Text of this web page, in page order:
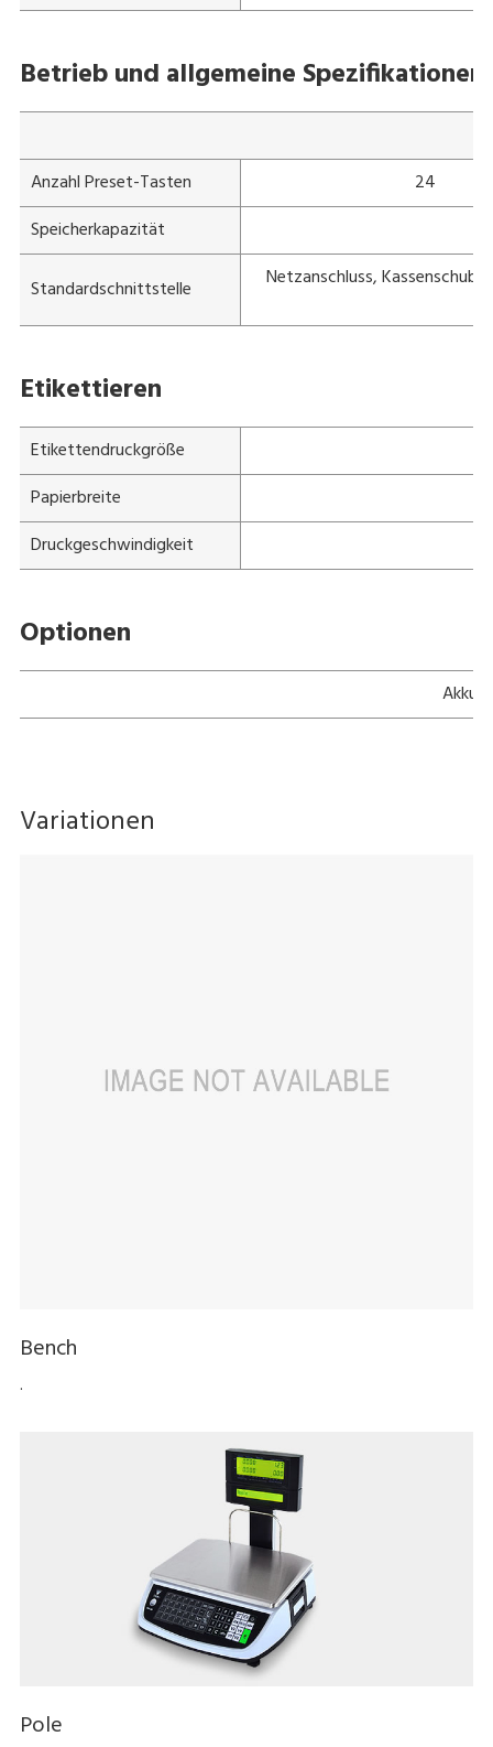
Betrieb und allgemeine Spezifikationen
Anzahl Preset-Tasten
24
Speicherkapazität
Standardschnittstelle Netzanschluss,
Etikettieren
Etikettendruckgröße
Papierbreite
Druckgeschwindigkeit
Optionen
Akku
Variationen
Bench
.
Pole